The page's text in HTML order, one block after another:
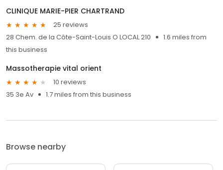
CLINIQUE MARIE-PIER CHARTRAND
25 reviews
28 Chem. de la Côte-Saint-Louis O LOCAL 210
1.6 miles from
this business
Massotherapie vital orient
10 reviews
35 3e Av
1.7 miles from this business
Browse nearby